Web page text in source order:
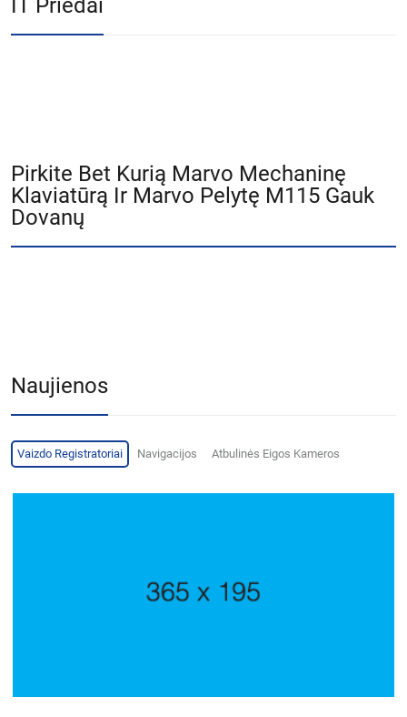
IT Priedai
Pirkite Bet Kurią Marvo Mechaninę
Klaviatūrą Ir Marvo Pelytę M115 Gauk
Dovanų
Naujienos
Vaizdo Registratoriai Navigacijos Atbulinės Eigos Kameros